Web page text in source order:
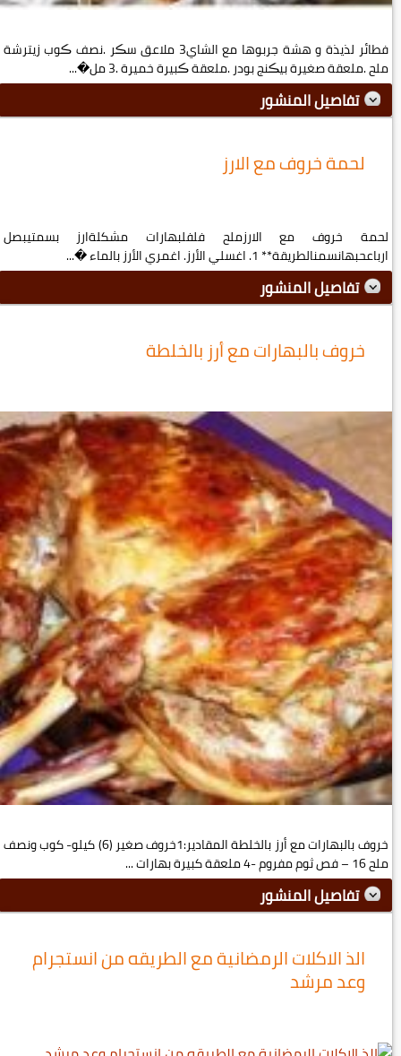
فطائر لذيذة و هشة جربوها مع الشاي3 ملاعق سڪر .نصف ڪوب زيترشة
ملح .ملعقة صغيرة بيڪنج بودر .ملعقة ڪبيرة خميرة .3 مل�...
تفاصيل المنشور
لحمة خروف مع الارز
لحمة خروف مع الارزملح فلفلبهارات مشكلةارز بسمتيبصل
ارباعحبهانسمنالطريقة** 1. اغسلي الأرز. اغمري الأرز بالماء �...
تفاصيل المنشور
خروف بالبهارات مع أرز بالخلطة
خروف بالبهارات مع أرز بالخلطة المقادير:1خروف صغير (6) كيلو- كوب ونصف
ملح 16 – فص ثوم مفروم -4 ملعقة كبيرة بهارات ...
تفاصيل المنشور
الذ الاكلات الرمضانية مع الطريقه من انستجرام
وعد مرشد